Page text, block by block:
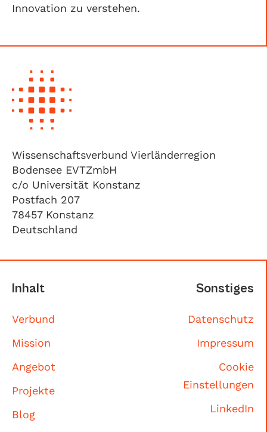
Innovation zu verstehen.
Wissenschaftsverbund Vierländerregion
Bodensee EVTZmbH
c/o Universität Konstanz
Postfach 207
78457 Konstanz
Deutschland
Inhalt
Verbund
Mission
Angebot
Projekte
Blog
Sonstiges
Datenschutz
Impressum
Cookie
Einstellungen
LinkedIn